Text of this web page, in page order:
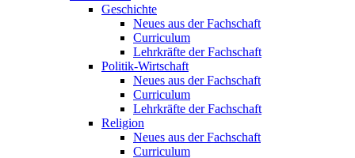
Geschichte
Neues aus der Fachschaft
Curriculum
Lehrkräfte der Fachschaft
Politik-Wirtschaft
Neues aus der Fachschaft
Curriculum
Lehrkräfte der Fachschaft
Religion
Neues aus der Fachschaft
Curriculum